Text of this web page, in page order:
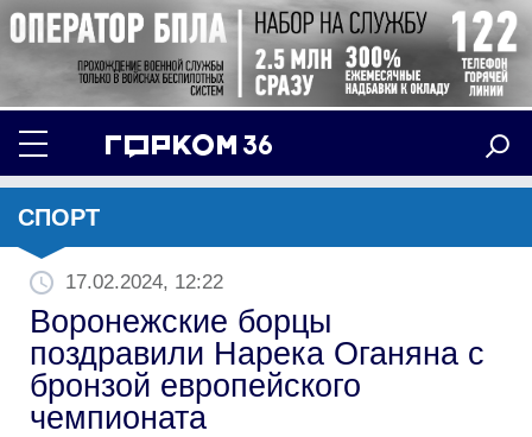
СПОРТ
17.02.2024, 12:22
Воронежские борцы
поздравили Нарека Оганяна с
бронзой европейского
чемпионата